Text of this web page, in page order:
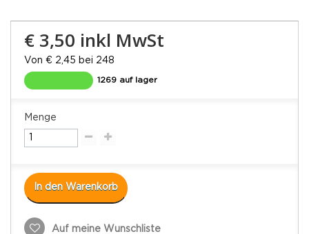
€ 3,50 inkl MwSt
Von € 2,45 bei 248
1269 auf lager
Menge
In den Warenkorb
Auf meine Wunschliste